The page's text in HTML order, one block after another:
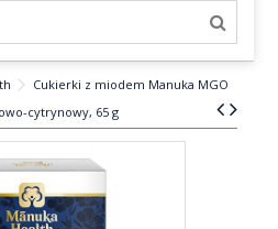
Cukierki z miodem Manuka MGO
cytrynowy, 65 g